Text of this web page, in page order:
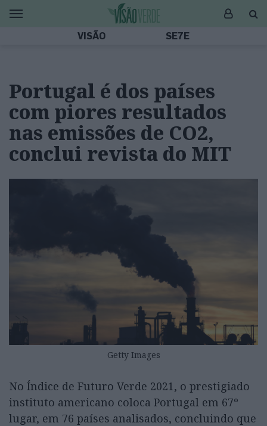
VISÃO SE7E
Portugal é dos países
com piores resultados
nas emissões de CO2,
conclui revista do MIT
Getty Images
No Índice de Futuro Verde 2021, o prestigiado
instituto americano coloca Portugal em 67º
lugar, em 76 países analisados, concluindo que